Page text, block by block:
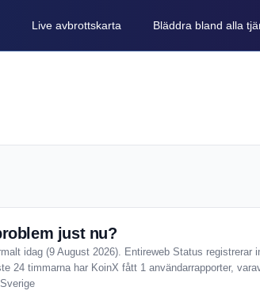
Live avbrottskarta Bläddra bland alla
just nu?
idag (9 August 2026). Entireweb Status registrerar
24 timmarna har KoinX fått 1 användarrapporter,